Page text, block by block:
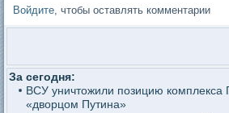
Войдите , чтобы оставлять комментарии
За сегодня:
ВСУ уничтожили позицию
«дворцом Путина»